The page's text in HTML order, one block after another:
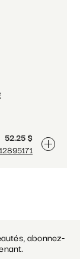
52.25 $
abonnez-